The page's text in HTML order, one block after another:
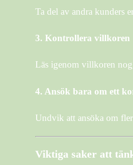
Ta del av andra kunders
3. Kontrollera villkoren
Läs igenom villkoren
4. Ansök bara om ett
Undvik att ansöka om
Viktiga saker att